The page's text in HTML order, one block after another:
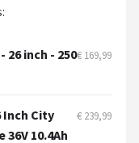
26 inch - 250€ 169,99
Inch City
10.4Ah
€ 239,99